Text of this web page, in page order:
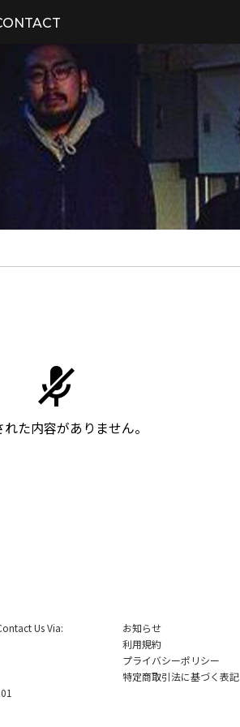
た内容がありません。
Us Via:
お知らせ
利用規約
プライバシーポリシー
特定商取引法に基づく表記